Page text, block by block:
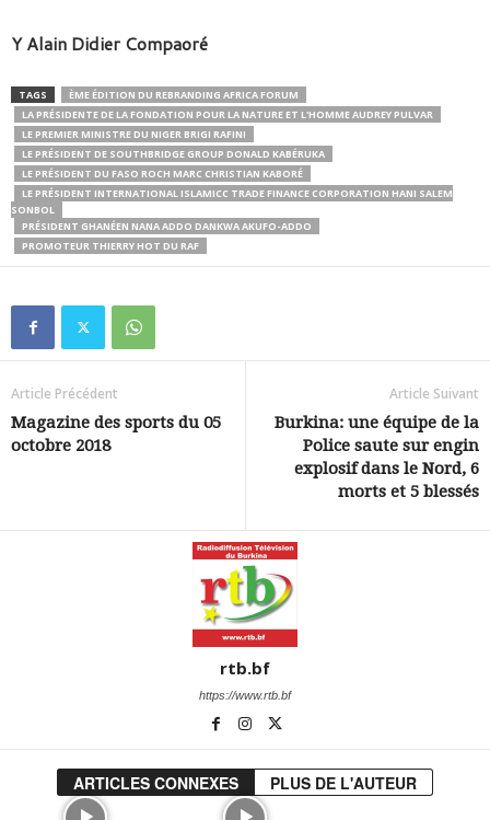
Y Alain Didier Compaoré
TAGS
ÈME ÉDITION DU REBRANDING AFRICA FORUM
LA PRÉSIDENTE DE LA FONDATION POUR LA NATURE ET L'HOMME AUDREY PULVAR
LE PREMIER MINISTRE DU NIGER BRIGI RAFINI
LE PRÉSIDENT DE SOUTHBRIDGE GROUP DONALD KABÉRUKA
LE PRÉSIDENT DU FASO ROCH MARC CHRISTIAN KABORÉ
LE PRÉSIDENT INTERNATIONAL ISLAMICC TRADE FINANCE CORPORATION HANI SALEM
SONBOL
PRÉSIDENT GHANÉEN NANA ADDO DANKWA AKUFO-ADDO
PROMOTEUR THIERRY HOT DU RAF
Article Précédent
Magazine des sports du 05
octobre 2018
Article Suivant
Burkina: une équipe de la
Police saute sur engin
explosif dans le Nord, 6
morts et 5 blessés
rtb.bf
https://www.rtb.bf
ARTICLES CONNEXES PLUS DE L'AUTEUR